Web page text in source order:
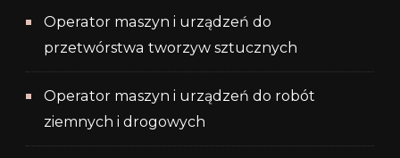
Operator maszyn i urządzeń do
przetwórstwa tworzyw sztucznych
Operator maszyn i urządzeń do robót
ziemnych i drogowych